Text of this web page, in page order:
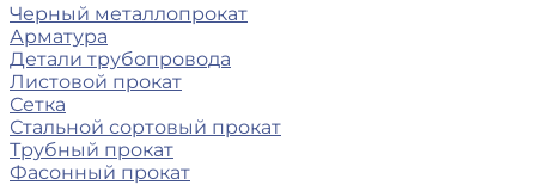
Черный металлопрокат
Арматура
Детали трубопровода
Листовой прокат
Сетка
Стальной сортовый прокат
Трубный прокат
Фасонный прокат